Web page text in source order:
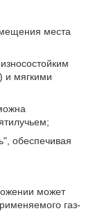
места
и мягкими
обеспечивая
может
газ-